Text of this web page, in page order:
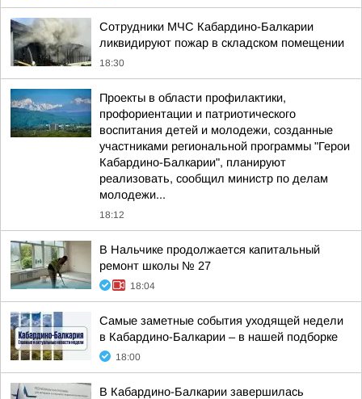
Сотрудники МЧС Кабардино-Балкарии
ликвидируют пожар в складском помещении
18:30
Проекты в области профилактики,
профориентации и патриотического
воспитания детей и молодежи, созданные
участниками региональной программы "Герои
Кабардино-Балкарии", планируют
реализовать, сообщил министр по делам
молодежи...
18:12
В Нальчике продолжается капитальный
ремонт школы № 27
18:04
Самые заметные события уходящей недели
в Кабардино-Балкарии – в нашей подборке
18:00
В Кабардино-Балкарии завершилась